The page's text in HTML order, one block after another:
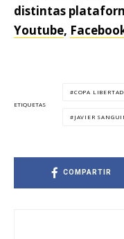
distintas
Youtube,
ETIQUETAS
COPA
JAVIER
COMPARTIR